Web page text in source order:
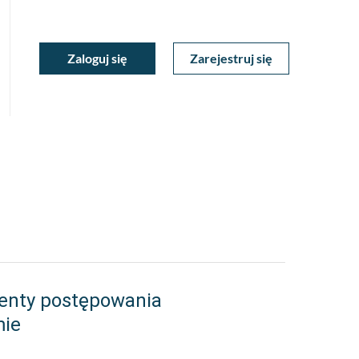
MojeZaloguj się Zarejestruj się
postępowania